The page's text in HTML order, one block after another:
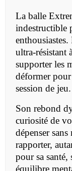
La balle
indestructible
ultra-résistant
supporter les
déformer
session de jeu.
Son rebond
curiosité de
dépenser
rapporter,
pour sa